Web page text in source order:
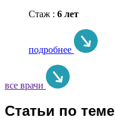
Стаж : 6 лет
подробнее
все врачи
Статьи по теме